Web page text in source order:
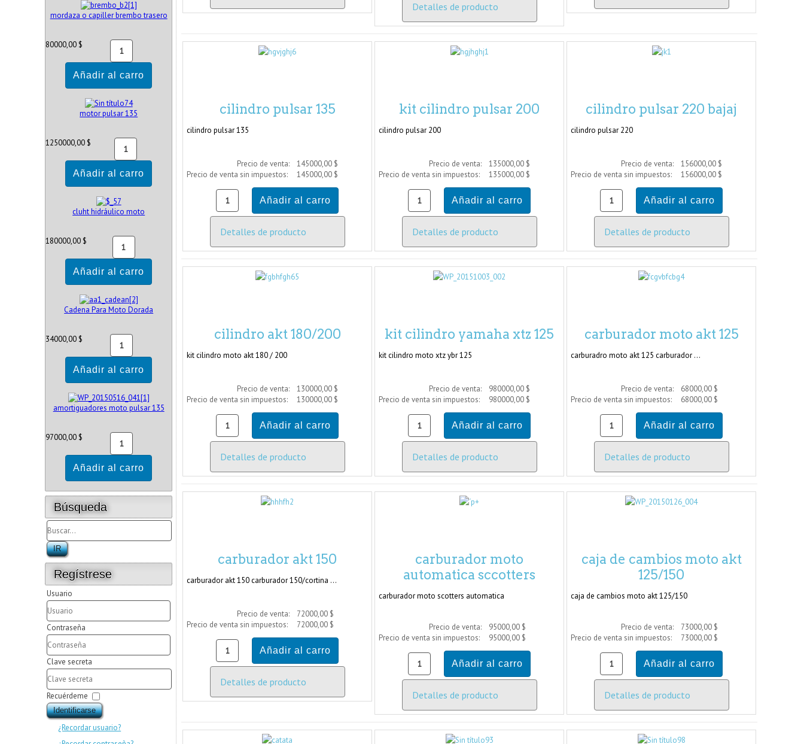
mordaza o capiller brembo trasero
80000,00 $
motor pulsar 135
1250000,00 $
cluht hidráulico moto
180000,00 $
Cadena Para Moto Dorada
34000,00 $
amortiguadores moto pulsar 135
97000,00 $
Búsqueda
Regístrese
Usuario
Contraseña
Clave secreta
Recuérdeme
Identificarse
¿Recordar usuario?
Detalles de producto
cilindro pulsar 135
cilindro pulsar 135
Precio de venta:
145000,00 $
Precio de venta sin impuestos:
145000,00 $
Detalles de producto
kit cilindro pulsar 200
cilindro pulsar 200
Precio de venta:
135000,00 $
Precio de venta sin impuestos:
135000,00 $
Detalles de producto
cilindro pulsar 220 bajaj
cilindro pulsar 220
Precio de venta:
156000,00 $
Precio de venta sin impuestos:
156000,00 $
Detalles de producto
cilindro akt 180/200
kit cilindro moto akt 180 / 200
Precio de venta:
130000,00 $
Precio de venta sin impuestos:
130000,00 $
Detalles de producto
kit cilindro yamaha xtz 125
kit cilindro moto xtz ybr 125
Precio de venta:
980000,00 $
Precio de venta sin impuestos:
980000,00 $
Detalles de producto
carburador moto akt 125
carburadro moto akt 125 carburador ...
Precio de venta:
68000,00 $
Precio de venta sin impuestos:
68000,00 $
Detalles de producto
carburador akt 150
carburador akt 150 carburador 150/cortina ...
Precio de venta:
72000,00 $
Precio de venta sin impuestos:
72000,00 $
Detalles de producto
carburador moto
automatica sccotters
carburador moto scotters automatica
Precio de venta:
95000,00 $
Precio de venta sin impuestos:
95000,00 $
Detalles de producto
caja de cambios moto akt
125/150
caja de cambios moto akt 125/150
Precio de venta:
73000,00 $
Precio de venta sin impuestos:
73000,00 $
Detalles de producto